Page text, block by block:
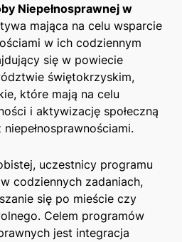
Niepełnosprawnej w‌
mająca na celu wsparcie
w ich codziennym
się w powiecie
‍świętokrzyskim,
które mają na celu
i aktywizację społeczną
uczestnicy programu
codziennych zadaniach,
się po mieście czy
Celem programów
jest integracja